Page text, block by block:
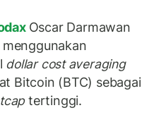
Oscar Darmawan
dollar cost averaging
Bitcoin (BTC) sebagai
tertinggi.